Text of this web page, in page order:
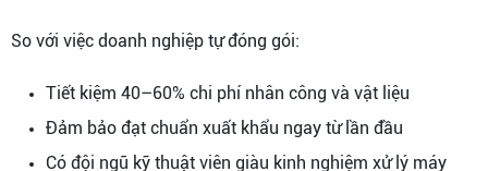
So với việc doanh nghiệp tự đóng gói:
Tiết kiệm 40–60% chi phí nhân công và vật liệu
Đảm bảo đạt chuẩn xuất khẩu ngay từ lần đầu
Có đội ngũ kỹ thuật viên giàu kinh nghiệm xử lý máy